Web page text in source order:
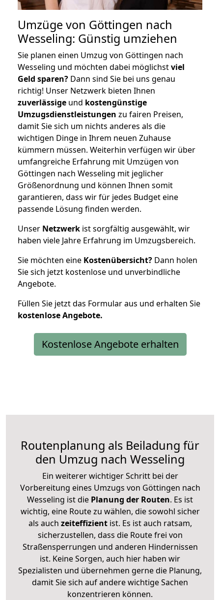
Umzüge von Göttingen nach
Wesseling: Günstig umziehen
Sie planen einen Umzug von Göttingen nach
Wesseling und möchten dabei möglichstviel
Geld sparen? Dann sind Sie bei uns genau
richtig! Unser Netzwerk bieten Ihnen
zuverlässige und kostengünstige
Umzugsdienstleistungen zu fairen Preisen,
damit Sie sich um nichts anderes als die
wichtigen Dinge in Ihrem neuen Zuhause
kümmern müssen. Weiterhin verfügen wir über
umfangreiche Erfahrung mit Umzügen von
Göttingen nach Wesseling mit jeglicher
Größenordnung und können Ihnen somit
garantieren, dass wir für jedes Budget eine
passende Lösung finden werden.
Unser Netzwerk ist sorgfältig ausgewählt, wir
haben viele Jahre Erfahrung im Umzugsbereich.
Sie möchten eine Kostenübersicht? Dann holen
Sie sich jetzt kostenlose und unverbindliche
Angebote.
Füllen Sie jetzt das Formular aus und erhalten Sie
kostenloseAngebote.
Kostenlose Angebote erhalten
Routenplanung als Beiladung für
den Umzug nach Wesseling
Ein weiterer wichtiger Schritt bei der
Vorbereitung eines Umzugs von Göttingen nach
Wesseling ist die Planung der Routen. Es ist
wichtig, eine Route zu wählen, die sowohl sicher
als auch zeiteffizientist. Es ist auch ratsam,
sicherzustellen, dass die Route frei von
Straßensperrungen und anderen Hindernissen
ist. Keine Sorgen, auch hier haben wir
Spezialisten und übernehmen gerne die Planung,
damit Sie sich auf andere wichtige Sachen
konzentrieren können.